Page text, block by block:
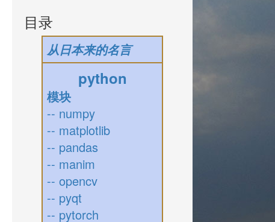
目录
从日本来的名言
python
模块
-- numpy
-- matplotlib
-- pandas
-- manim
-- opencv
-- pyqt
-- pytorch